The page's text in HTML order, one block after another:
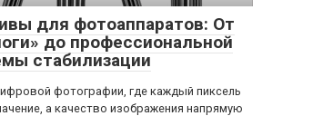
для фотоаппаратов: От
до профессиональной
стабилизации
фотографии, где каждый пиксель
а качество изображения напрямую